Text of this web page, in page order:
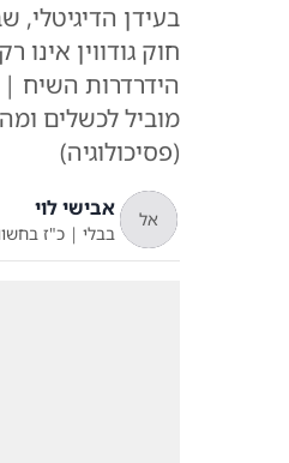
בעידן
חוק גודווין
הידרדרות השיח |
מוביל לכשלים
(פסיכולוגיה)
אל אבישי לוי
בבלי| כ"ז